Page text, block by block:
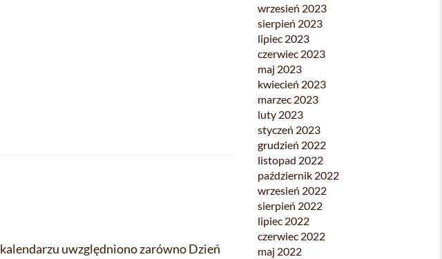
uwzględniono zarówno Dzień
wrzesień 2023
sierpień 2023
lipiec 2023
czerwiec 2023
maj 2023
kwiecień 2023
marzec 2023
luty 2023
styczeń 2023
grudzień 2022
listopad 2022
październik 2022
wrzesień 2022
sierpień 2022
lipiec 2022
czerwiec 2022
maj 2022